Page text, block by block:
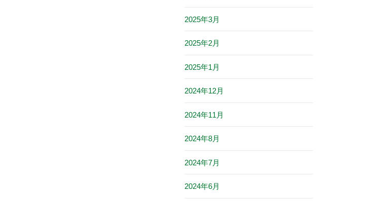
2025年3月
2025年2月
2025年1月
2024年12月
2024年11月
2024年8月
2024年7月
2024年6月